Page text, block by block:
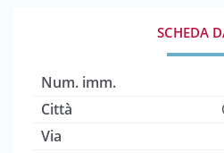
SCHEDA
Num. imm.
Città
Via